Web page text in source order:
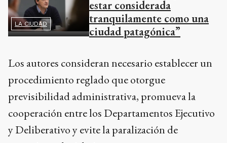
LA CIUDAD
estar considerada
tranquilamente como una
ciudad patagónica”
Los autores consideran necesario establecer un
procedimiento reglado que otorgue
previsibilidad administrativa, promueva la
cooperación entre los Departamentos Ejecutivo
y Deliberativo y evite la paralización de